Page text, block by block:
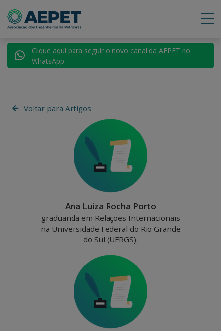
Clique aqui para seguir o novo canal da AEPET no
WhatsApp.
Voltar para Artigos
Ana Luiza Rocha Porto
graduanda em Relações Internacionais
na Universidade Federal do Rio Grande
do Sul (UFRGS).